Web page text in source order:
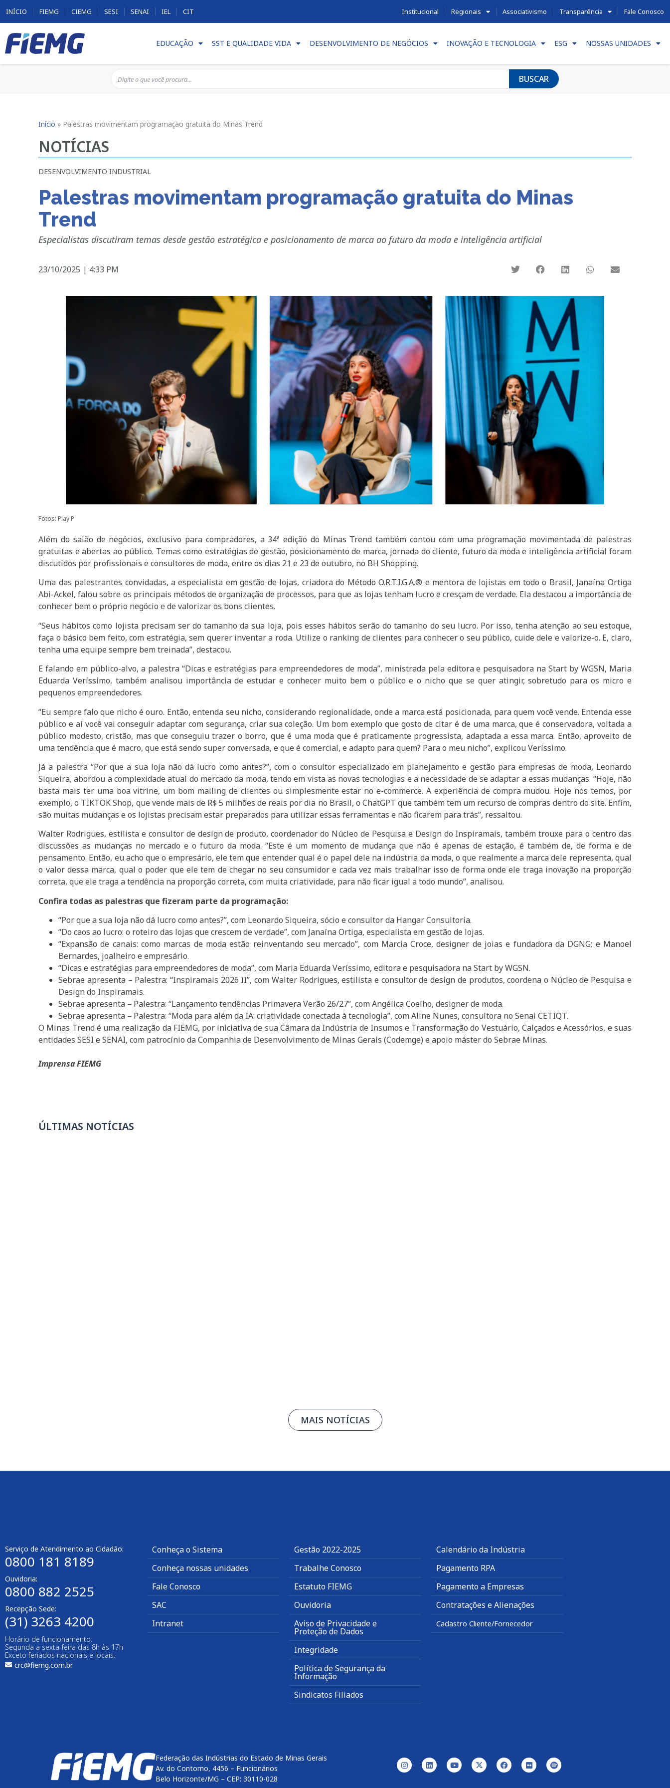
INÍCIO FIEMG CIEMG SESI SENAI IEL CIT Institucional Regionais Associativismo Transparência Fale Conosco
EDUCAÇÃO SST E QUALIDADE VIDA DESENVOLVIMENTO DE NEGÓCIOS INOVAÇÃO E TECNOLOGIA ESG NOSSAS UNIDADES
BUSCAR
Início » Palestras movimentam programação gratuita do Minas Trend
NOTÍCIAS
DESENVOLVIMENTO INDUSTRIAL
Palestras movimentam programação gratuita do Minas
Trend
Especialistas discutiram temas desde gestão estratégica e posicionamento de marca ao futuro da moda e inteligência artificial
23/10/2025 | 4:33 PM
Fotos: Play P
Além do salão de negócios, exclusivo para compradores, a 34ª edição do Minas Trend também contou com uma programação movimentada de palestras
gratuitas e abertas ao público. Temas como estratégias de gestão, posicionamento de marca, jornada do cliente, futuro da moda e inteligência artificial foram
discutidos por profissionais e consultores de moda, entre os dias 21 e 23 de outubro, no BH Shopping.
Uma das palestrantes convidadas, a especialista em gestão de lojas, criadora do Método O.R.T.I.G.A.®️ e mentora de lojistas em todo o Brasil, Janaína Ortiga
Abi-Ackel, falou sobre os principais métodos de organização de processos, para que as lojas tenham lucro e cresçam de verdade. Ela destacou a importância de
conhecer bem o próprio negócio e de valorizar os bons clientes.
“Seus hábitos como lojista precisam ser do tamanho da sua loja, pois esses hábitos serão do tamanho do seu lucro. Por isso, tenha atenção ao seu estoque,
faça o básico bem feito, com estratégia, sem querer inventar a roda. Utilize o ranking de clientes para conhecer o seu público, cuide dele e valorize-o. E, claro,
tenha uma equipe sempre bem treinada”, destacou.
E falando em público-alvo, a palestra “Dicas e estratégias para empreendedores de moda”, ministrada pela editora e pesquisadora na Start by WGSN, Maria
Eduarda Veríssimo, também analisou importância de estudar e conhecer muito bem o público e o nicho que se quer atingir, sobretudo para os micro e
pequenos empreendedores.
“Eu sempre falo que nicho é ouro. Então, entenda seu nicho, considerando regionalidade, onde a marca está posicionada, para quem você vende. Entenda esse
público e aí você vai conseguir adaptar com segurança, criar sua coleção. Um bom exemplo que gosto de citar é de uma marca, que é conservadora, voltada a
público modesto, cristão, mas que conseguiu trazer o borro, que é uma moda que é praticamente progressista, adaptada a essa marca. Então, aproveito de
uma tendência que é macro, que está sendo super conversada, e que é comercial, e adapto para quem? Para o meu nicho”, explicou Veríssimo.
Já a palestra “Por que a sua loja não dá lucro como antes?”, com o consultor especializado em planejamento e gestão para empresas de moda, Leonardo
Siqueira, abordou a complexidade atual do mercado da moda, tendo em vista as novas tecnologias e a necessidade de se adaptar a essas mudanças. “Hoje, não
basta mais ter uma boa vitrine, um bom mailing de clientes ou simplesmente estar no e-commerce. A experiência de compra mudou. Hoje nós temos, por
exemplo, o TIKTOK Shop, que vende mais de R$ 5 milhões de reais por dia no Brasil, o ChatGPT que também tem um recurso de compras dentro do site. Enfim,
são muitas mudanças e os lojistas precisam estar preparados para utilizar essas ferramentas e não ficarem para trás”, ressaltou.
Walter Rodrigues, estilista e consultor de design de produto, coordenador do Núcleo de Pesquisa e Design do Inspiramais, também trouxe para o centro das
discussões as mudanças no mercado e o futuro da moda. “Este é um momento de mudança que não é apenas de estação, é também de, de forma e de
pensamento. Então, eu acho que o empresário, ele tem que entender qual é o papel dele na indústria da moda, o que realmente a marca dele representa, qual
o valor dessa marca, qual o poder que ele tem de chegar no seu consumidor e cada vez mais trabalhar isso de forma onde ele traga inovação na proporção
correta, que ele traga a tendência na proporção correta, com muita criatividade, para não ficar igual a todo mundo”, analisou.
Confira todas as palestras que fizeram parte da programação:
“Por que a sua loja não dá lucro como antes?”, com Leonardo Siqueira, sócio e consultor da Hangar Consultoria.
“Do caos ao lucro: o roteiro das lojas que crescem de verdade”, com Janaína Ortiga, especialista em gestão de lojas.
“Expansão de canais: como marcas de moda estão reinventando seu mercado”, com Marcia Croce, designer de joias e fundadora da DGNG; e Manoel
Bernardes, joalheiro e empresário.
“Dicas e estratégias para empreendedores de moda”, com Maria Eduarda Veríssimo, editora e pesquisadora na Start by WGSN.
Sebrae apresenta – Palestra: “Inspiramais 2026 II”, com Walter Rodrigues, estilista e consultor de design de produtos, coordena o Núcleo de Pesquisa e
Design do Inspiramais.
Sebrae apresenta – Palestra: “Lançamento tendências Primavera Verão 26/27”, com Angélica Coelho, designer de moda.
Sebrae apresenta – Palestra: “Moda para além da IA: criatividade conectada à tecnologia”, com Aline Nunes, consultora no Senai CETIQT.
O Minas Trend é uma realização da FIEMG, por iniciativa de sua Câmara da Indústria de Insumos e Transformação do Vestuário, Calçados e Acessórios, e suas
entidades SESI e SENAI, com patrocínio da Companhia de Desenvolvimento de Minas Gerais (Codemge) e apoio máster do Sebrae Minas.
Imprensa FIEMG
ÚLTIMAS NOTÍCIAS
MAIS NOTÍCIAS
Serviço de Atendimento ao Cidadão:
0800 181 8189
Ouvidoria:
0800 882 2525
Recepção Sede:
(31) 3263 4200
Horário de funcionamento:
Segunda a sexta-feira das 8h às 17h
Exceto feriados nacionais e locais.
crc@fiemg.com.br
Conheça o Sistema
Conheça nossas unidades
Fale Conosco
SAC
Intranet
Gestão 2022-2025
Trabalhe Conosco
Estatuto FIEMG
Ouvidoria
Aviso de Privacidade e
Proteção de Dados
Integridade
Política de Segurança da
Informação
Sindicatos Filiados
Calendário da Indústria
Pagamento RPA
Pagamento a Empresas
Contratações e Alienações
Cadastro Cliente/Fornecedor
Federação das Indústrias do Estado de Minas Gerais
Av. do Contorno, 4456 – Funcionários
Belo Horizonte/MG – CEP: 30110-028
btn-04